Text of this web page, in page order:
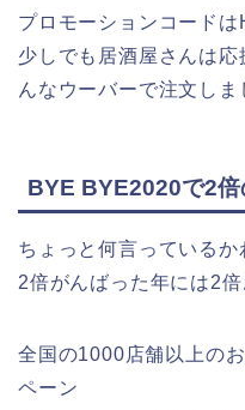
プロモーションコード
少しでも居酒屋さんは
んなウーバーで注文しま
BYE BYE2020で2倍
ちょっと何言っている
2倍がんばった年には2
全国の1000店舗以上の
ペーン